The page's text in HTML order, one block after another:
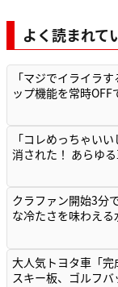
よく読まれて
「マジでイライラ
ップ機能を常時
「コレめっちゃい
消された！ あらゆ
クラファン開始3分
な冷たさを味わえ
大人気トヨタ車「完
スキー板、ゴルフ